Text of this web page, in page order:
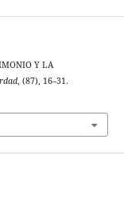
Y LA
, (87), 16–31.